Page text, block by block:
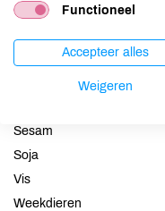
Lupine
Mosterd
Noten
Schaaldieren
Sesam
Soja
Vis
Weekdieren
Functioneel
Accepteer alles
Weigeren